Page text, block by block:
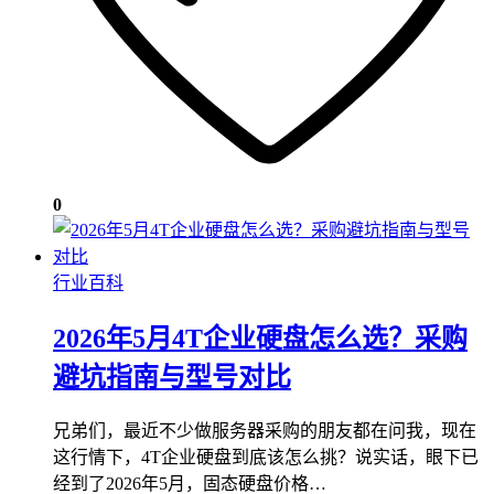
0
行业百科
2026年5月4T企业硬盘怎么选？采购
避坑指南与型号对比
兄弟们，最近不少做服务器采购的朋友都在问我，现在
这行情下，4T企业硬盘到底该怎么挑？说实话，眼下已
经到了2026年5月，固态硬盘价格…